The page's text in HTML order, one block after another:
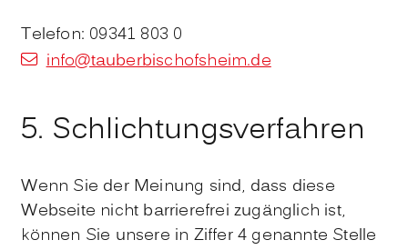
Telefon: 09341 803 0
info@tauberbischofsheim.de
5. Schlichtungsverfahren
Wenn Sie der Meinung sind, dass diese
Webseite nicht barrierefrei zugänglich ist,
können Sie unsere in Ziffer 4 genannte Stelle